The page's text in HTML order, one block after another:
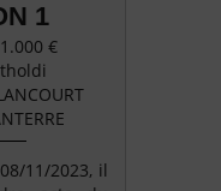
1
€
11/2023, il